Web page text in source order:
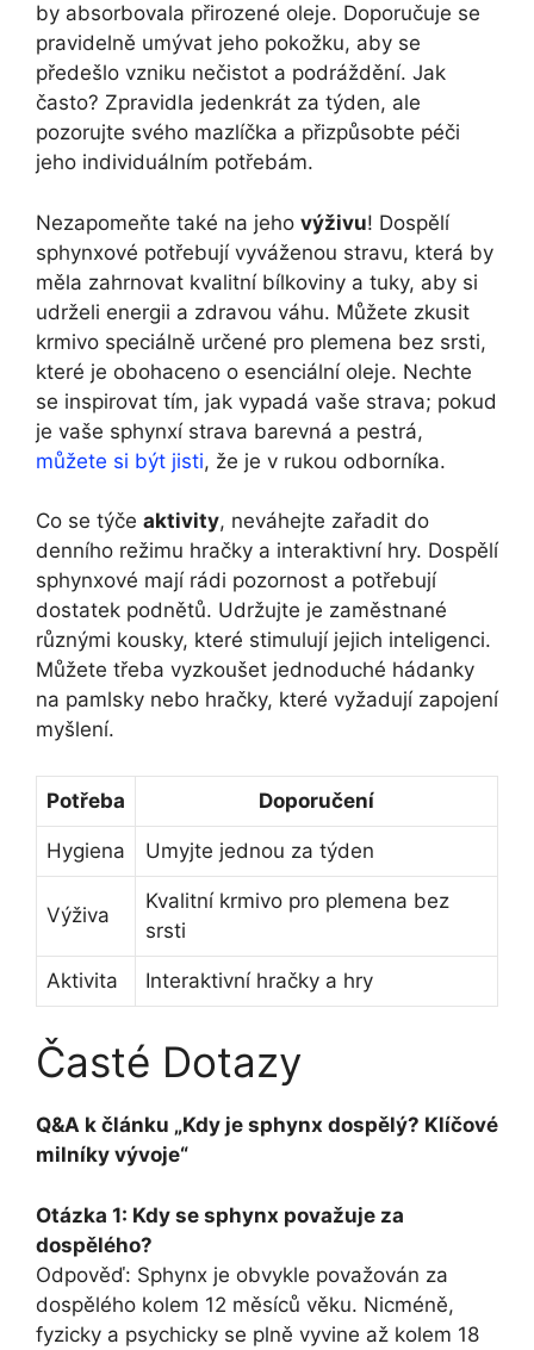
by absorbovala přirozené oleje. Doporučuje se
pravidelně umývat jeho pokožku, aby se
předešlo vzniku nečistot a podráždění. Jak
často? Zpravidla jedenkrát za týden, ale
pozorujte svého mazlíčka a přizpůsobte péči
jeho individuálním potřebám.
Nezapomeňte také na jeho výživu! Dospělí
sphynxové potřebují vyváženou stravu, která by
měla zahrnovat kvalitní bílkoviny a tuky, aby si
udrželi energii a zdravou váhu. Můžete zkusit
krmivo speciálně určené pro plemena bez srsti,
které je obohaceno o esenciální oleje. Nechte
se inspirovat tím, jak vypadá vaše strava; pokud
je vaše sphynxí strava barevná a pestrá,
můžete si být jisti, že je v rukou odborníka.
Co se týče aktivity, neváhejte zařadit do
denního režimu hračky a interaktivní hry. Dospělí
sphynxové mají rádi pozornost a potřebují
dostatek podnětů. Udržujte je zaměstnané
různými kousky, které stimulují jejich inteligenci.
Můžete třeba vyzkoušet jednoduché hádanky
na pamlsky nebo hračky, které vyžadují zapojení
myšlení.
Potřeba Doporučení
Hygiena Umyjte jednou za týden
Výživa
Kvalitní krmivo pro plemena bez
srsti
Aktivita Interaktivní hračky a hry
Časté Dotazy
Q&A k článku „Kdy je sphynx dospělý? Klíčové
milníky vývoje“
Otázka 1: Kdy se sphynx považuje za
dospělého?
Odpověď: Sphynx je obvykle považován za
dospělého kolem 12 měsíců věku. Nicméně,
fyzicky a psychicky se plně vyvine až kolem 18